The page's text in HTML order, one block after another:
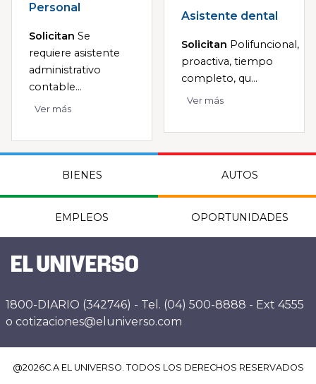
Personal
Solicitan Se
requiere asistente
administrativo
contable...
Ver más
Asistente dental
Solicitan Polifuncional,
proactiva, tiempo
completo, qu...
Ver más
BIENES AUTOS
EMPLEOS OPORTUNIDADES
1800-DIARIO (342746) - Tel. (04) 500-8888 - Ext 4555
o cotizaciones@eluniverso.com
@2026C.A EL UNIVERSO. TODOS LOS DERECHOS RESERVADOS